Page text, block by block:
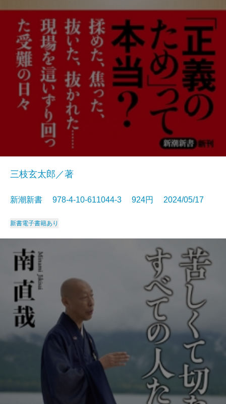
三枝玄太郎／著
新潮新書 978-4-10-611044-3 924円 2024/05/17
新書電子書籍あり